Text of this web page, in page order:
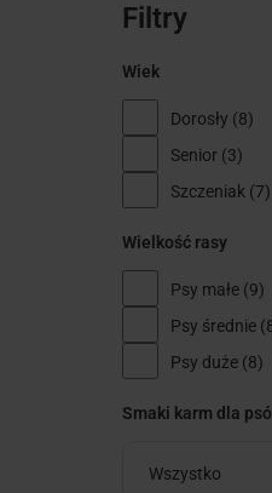
Filtry
Wiek
Dorosły (8)
Senior (3)
Szczeniak (7)
Wielkość rasy
Psy małe (9)
Psy średnie
Psy duże (8)
Smaki karm dla